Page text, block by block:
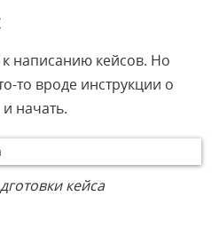
написанию кейсов. Но
то вроде инструкции о
начать.
кейса